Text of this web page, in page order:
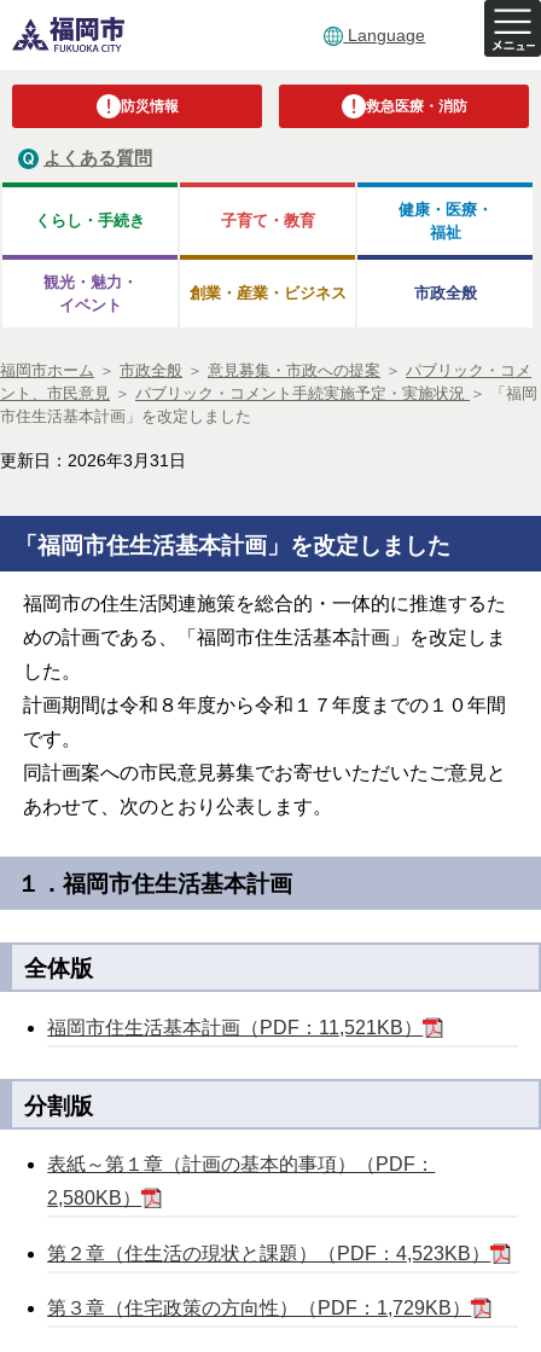
Language
防災情報 救急医療・消防
よくある質問
くらし・手続き 子育て・教育
健康・医療・
福祉
観光・魅力・
イベント
創業・産業・ビジネス 市政全般
福岡市ホーム ＞ 市政全般 ＞ 意見募集・市政への提案 ＞ パブリック・コメ
ント、市民意見 ＞ パブリック・コメント手続実施予定・実施状況 ＞
「福岡
市住生活基本計画」を改定しました
更新日：2026年3月31日
「福岡市住生活基本計画」を改定しました
福岡市の住生活関連施策を総合的・一体的に推進するた
めの計画である、「福岡市住生活基本計画」を改定しま
した。
計画期間は令和８年度から令和１７年度までの１０年間
です。
同計画案への市民意見募集でお寄せいただいたご意見と
あわせて、次のとおり公表します。
１．福岡市住生活基本計画
全体版
福岡市住生活基本計画（PDF：11,521KB）
分割版
表紙～第１章（計画の基本的事項）（PDF：
2,580KB）
第２章（住生活の現状と課題）（PDF：4,523KB）
第３章（住宅政策の方向性）（PDF：1,729KB）